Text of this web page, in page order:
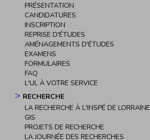
PRÉSENTATION
CANDIDATURES
INSCRIPTION
REPRISE D'ÉTUDES
AMÉNAGEMENTS D'ÉTUDES
EXAMENS
FORMULAIRES
FAQ
L'UL À VOTRE SERVICE
RECHERCHE
LA RECHERCHE À L'INSPÉ DE LORRAINE
GIS
PROJETS DE RECHERCHE
LA JOURNÉE DES RECHERCHES